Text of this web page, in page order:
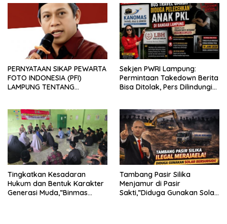
PERNYATAAN SIKAP PEWARTA
FOTO INDONESIA (PFI)
LAMPUNG TENTANG
TERHADAP JURNALIS DI
PENGADILAN NEGERI
TANJUNG KARANG.
Sekjen PWRI Lampung:
Permintaan Takedown Berita
Bisa Ditolak, Pers Dilindungi
Tingkatkan Kesadaran
Hukum dan Bentuk Karakter
Generasi Muda,”Binmas
Tambang Pasir Silika
Menjamur di Pasir
Sakti,”Diduga Gunakan Solar